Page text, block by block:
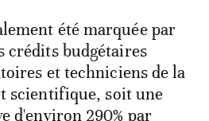
été marquée par
crédits budgétaires
et techniciens de la
scientifique, soit une
d'environ 290% par